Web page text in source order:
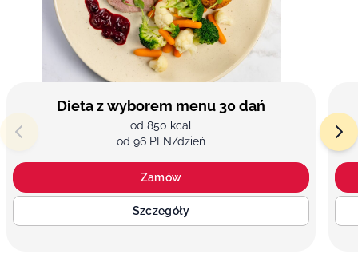
Dieta z wyborem menu 30 dań
od 850 kcal
od 96 PLN/dzień
Zamów
Szczegóły